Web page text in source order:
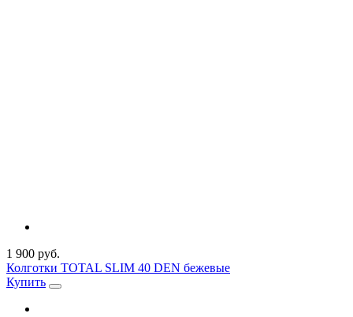
1 900 руб.
Колготки TOTAL SLIM 40 DEN бежевые
Купить